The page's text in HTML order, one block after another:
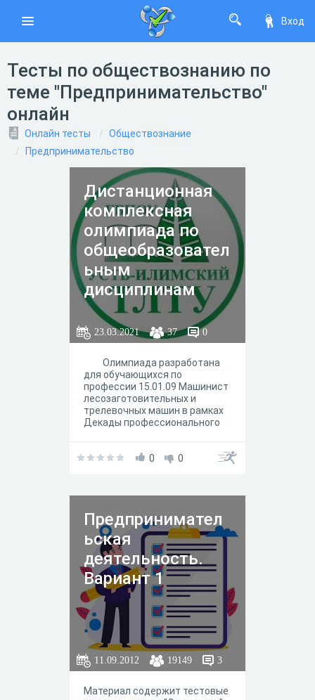
Вход
Тесты по обществознанию по
теме "Предпринимательство"
онлайн
Онлайн тесты
Обществознание
Предпринимательство
Дистанционная
комплексная
олимпиада по
общеобразовател
ьным
дисциплинам
23.03.2021 37 0
Олимпиада разработана
для обучающихся по
профессии 15.01.09 Машинист
лесозаготовительных и
трелевочных машин в рамках
Декады профессионального
дисциплин. Олимпиада
физика, математика, биология,
английский язык,
безопасность
жизнедеятельности,
обществознание, история,
основы предпринимательской
деятельности, русский язык и
литература.
0 0
Предпринимател
ьская
деятельность.
Вариант 1
11.09.2012 19149 3
Материал содержит тестовые